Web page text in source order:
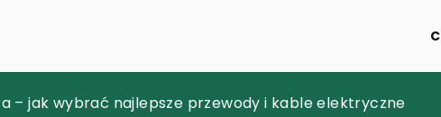
odmładzania dolnej części twarzy: co warto wiedzieć
– jak wybrać najlepsze przewody i kable elektryczne
mogą usprawnić codzienną pracę zespołów